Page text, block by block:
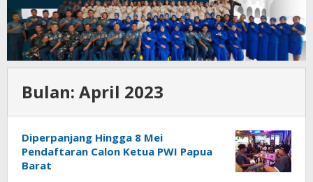
Bulan: April 2023
Diperpanjang Hingga 8 Mei
Pendaftaran Calon Ketua PWI Papua
Barat